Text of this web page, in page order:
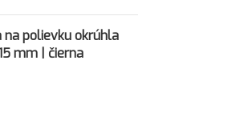
polievku okrúhla
mm | čierna